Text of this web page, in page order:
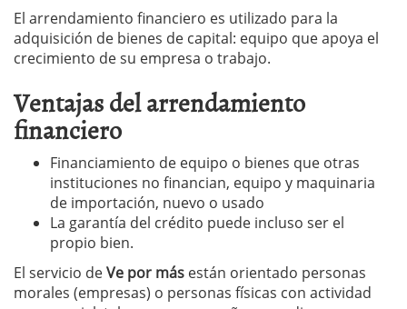
El arrendamiento financiero es utilizado para la
adquisición de bienes de capital: equipo que apoya el
crecimiento de su empresa o trabajo.
Ventajas del arrendamiento
financiero
Financiamiento de equipo o bienes que otras
instituciones no financian, equipo y maquinaria
de importación, nuevo o usado
La garantía del crédito puede incluso ser el
propio bien.
El servicio deVe por más están orientado personas
morales (empresas) o personas físicas con actividad